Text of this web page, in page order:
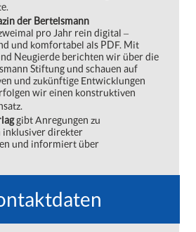
der Bertelsmann
pro Jahr rein digital ‒
und komfortabel als PDF. Mit
Neugierde berichten wir über die
Stiftung und schauen auf
und zukünftige Entwicklungen
wir einen konstruktiven
gibt Anregungen zu
inklusiver direkter
und informiert über